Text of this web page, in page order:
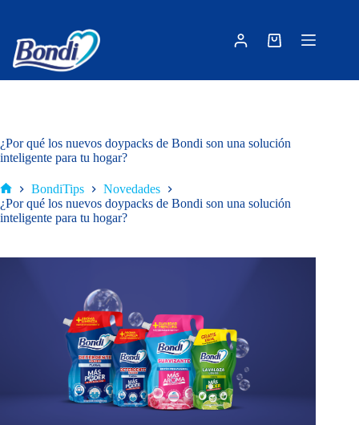
contenido
Carro
¿Por qué los nuevos doypacks de Bondi son una solución
inteligente para tu hogar?
Inicio
BondiTips
Novedades
¿Por qué los nuevos doypacks de Bondi son una solución
inteligente para tu hogar?